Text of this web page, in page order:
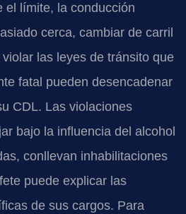
el límite, la conducción
cerca, cambiar de carril
las leyes de tránsito que
fatal pueden desencadenar
CDL. Las violaciones
bajo la influencia del alcohol
conllevan inhabilitaciones
puede explicar las
de sus cargos. Para